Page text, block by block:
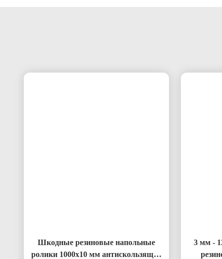
Шкодные резиновые напольные
ролики 1000х10 мм антискользящие
3 мм -